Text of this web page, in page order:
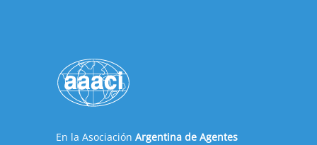
En la Asociación Argentina de Agentes